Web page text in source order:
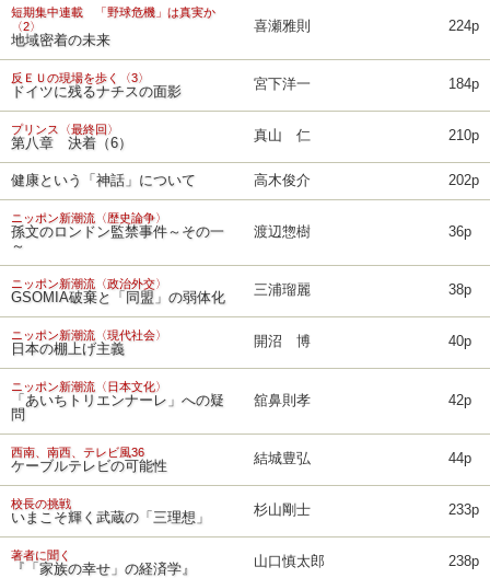
短期集中連載 「野球危機」は真実か
〈2〉
地域密着の未来
喜瀬雅則 224p
反ＥＵの現場を歩く〈3〉
ドイツに残るナチスの面影 宮下洋一 184p
プリンス〈最終回〉
第八章 決着（6） 真山 仁 210p
健康という「神話」について 高木俊介 202p
ニッポン新潮流〈歴史論争〉
孫文のロンドン監禁事件～その一
～
渡辺惣樹 36p
ニッポン新潮流〈政治外交〉
GSOMIA破棄と「同盟」の弱体化 三浦瑠麗 38p
ニッポン新潮流〈現代社会〉
日本の棚上げ主義 開沼 博 40p
ニッポン新潮流〈日本文化〉
「あいちトリエンナーレ」への疑
問
舘鼻則孝 42p
西南、南西、テレビ風36
ケーブルテレビの可能性 結城豊弘 44p
校長の挑戦
いまこそ輝く武蔵の「三理想」 杉山剛士 233p
著者に聞く
『「家族の幸せ」の経済学』 山口慎太郎 238p